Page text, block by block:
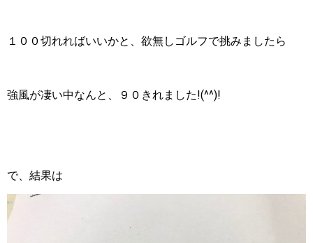
１００切れればいいかと、欲無しゴルフで挑みましたら
強風が凄い中なんと、９０きれました!(^^)!
で、結果は